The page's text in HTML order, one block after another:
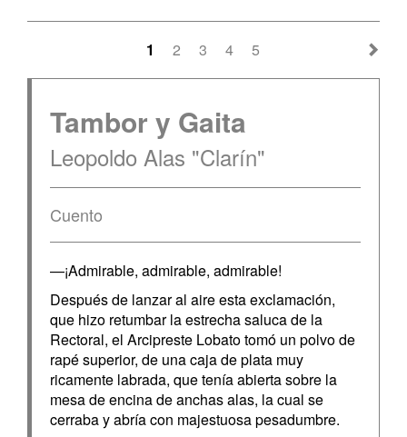
1 2 3 4 5
Tambor y Gaita
Leopoldo Alas "Clarín"
Cuento
—¡Admirable, admirable, admirable!
Después de lanzar al aire esta exclamación,
que hizo retumbar la estrecha saluca de la
Rectoral, el Arcipreste Lobato tomó un polvo de
rapé superior, de una caja de plata muy
ricamente labrada, que tenía abierta sobre la
mesa de encina de anchas alas, la cual se
cerraba y abría con majestuosa pesadumbre.